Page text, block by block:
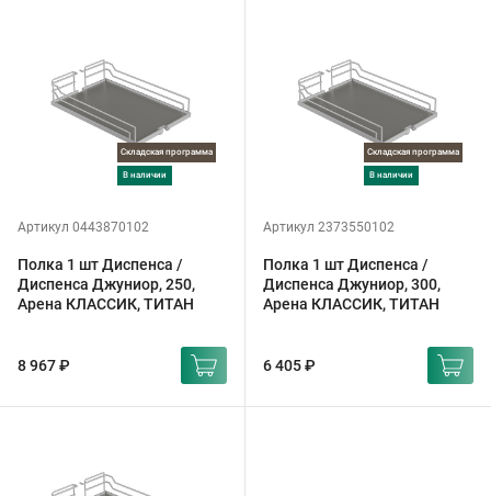
Складская программа
в наличии
Артикул 0443870102
Полка 1 шт Диспенса /
Диспенса Джуниор, 250,
Арена КЛАССИК, ТИТАН
8 967 ₽
Складская программа
в наличии
Артикул 2373550102
Полка 1 шт Диспенса /
Диспенса Джуниор, 300,
Арена КЛАССИК, ТИТАН
6 405 ₽